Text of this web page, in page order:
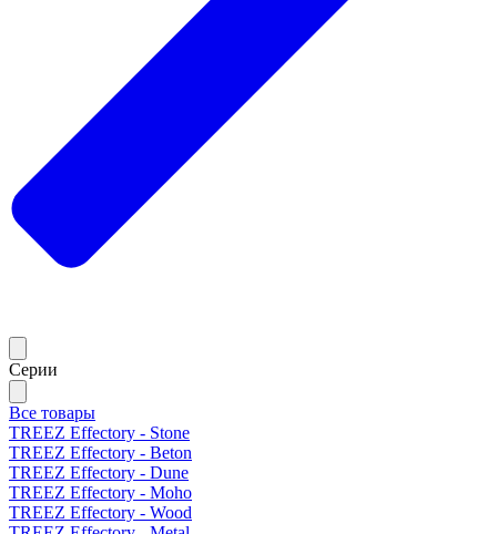
Серии
Все товары
TREEZ Effectory - Stone
TREEZ Effectory - Beton
TREEZ Effectory - Dune
TREEZ Effectory - Moho
TREEZ Effectory - Wood